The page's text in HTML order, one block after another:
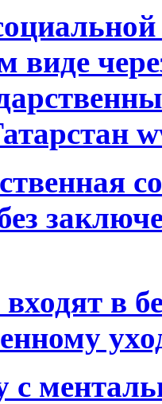
виде
в
с